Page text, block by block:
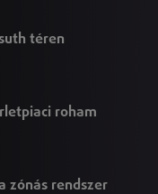
téren
roham
zónás rendszer